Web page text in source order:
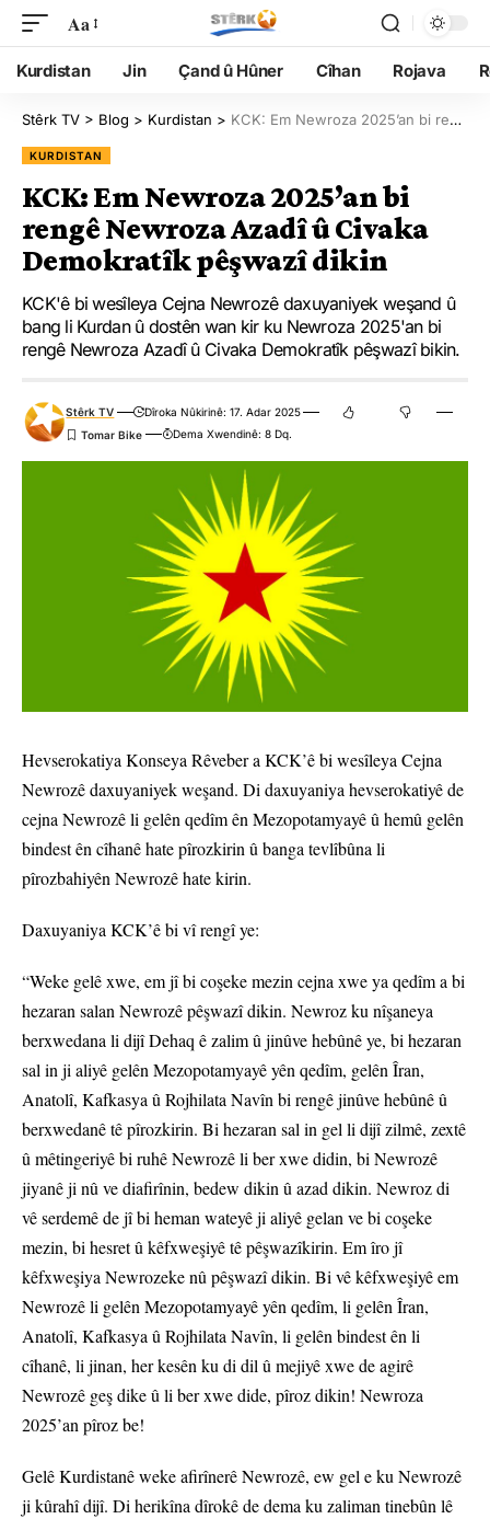
Aa
Kurdistan Jin Çand û Hûner Cîhan Rojava
Stêrk TV > Blog > Kurdistan > KCK: Em Newroza 2025’an bi rengê Newroza Azadî û Civaka Demokratîk pêşwazî dikin
KURDISTAN
KCK: Em Newroza 2025’an bi
rengê Newroza Azadî û Civaka
Demokratîk pêşwazî dikin
KCK'ê bi wesîleya Cejna Newrozê daxuyaniyek weşand û
bang li Kurdan û dostên wan kir ku Newroza 2025'an bi
rengê Newroza Azadî û Civaka Demokratîk pêşwazî bikin.
Stêrk TV
Dîroka Nûkirinê: 17. Adar 2025
Dema Xwendinê: 8 Dq.
Hevserokatiya Konseya Rêveber a KCK’ê bi wesîleya Cejna
Newrozê daxuyaniyek weşand. Di daxuyaniya hevserokatiyê de
cejna Newrozê li gelên qedîm ên Mezopotamyayê û hemû gelên
bindest ên cîhanê hate pîrozkirin û banga tevlîbûna li
pîrozbahiyên Newrozê hate kirin.
Daxuyaniya KCK’ê bi vî rengî ye:
“Weke gelê xwe, em jî bi coşeke mezin cejna xwe ya qedîm a bi
hezaran salan Newrozê pêşwazî dikin. Newroz ku nîşaneya
berxwedana li dijî Dehaq ê zalim û jinûve hebûnê ye, bi hezaran
sal in ji aliyê gelên Mezopotamyayê yên qedîm, gelên Îran,
Anatolî, Kafkasya û Rojhilata Navîn bi rengê jinûve hebûnê û
berxwedanê tê pîrozkirin. Bi hezaran sal in gel li dijî zilmê, zextê
û mêtingeriyê bi ruhê Newrozê li ber xwe didin, bi Newrozê
jiyanê ji nû ve diafirînin, bedew dikin û azad dikin. Newroz di
vê serdemê de jî bi heman wateyê ji aliyê gelan ve bi coşeke
mezin, bi hesret û kêfxweşiyê tê pêşwazîkirin. Em îro jî
kêfxweşiya Newrozeke nû pêşwazî dikin. Bi vê kêfxweşiyê em
Newrozê li gelên Mezopotamyayê yên qedîm, li gelên Îran,
Anatolî, Kafkasya û Rojhilata Navîn, li gelên bindest ên li
cîhanê, li jinan, her kesên ku di dil û mejiyê xwe de agirê
Newrozê geş dike û li ber xwe dide, pîroz dikin! Newroza
2025’an pîroz be!
Gelê Kurdistanê weke afirînerê Newrozê, ew gel e ku Newrozê
ji kûrahî dijî. Di herikîna dîrokê de dema ku zaliman tinebûn lê